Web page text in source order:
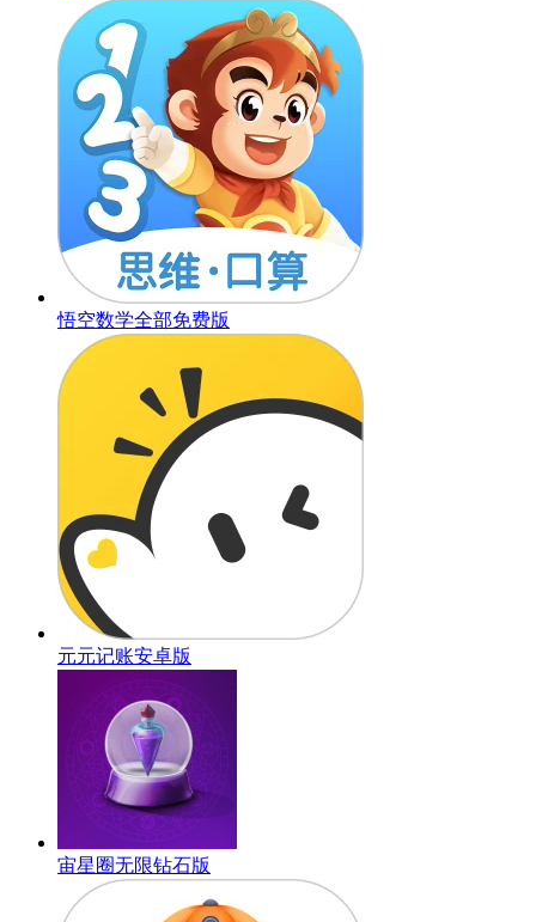
悟空数学全部免费版
元元记账安卓版
宙星圈无限钻石版